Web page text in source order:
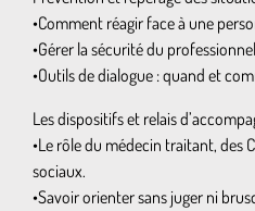
•Comment réagir face à une
•Gérer la sécurité du
•Outils de dialogue : quand et
Les dispositifs et relais
•Le rôle du médecin traitant, des
sociaux.
•Savoir orienter sans juger ni